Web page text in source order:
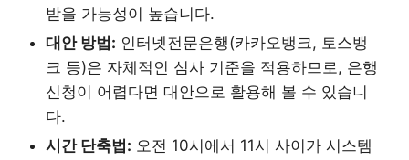
받을 가능성이 높습니다.
대안 방법: 인터넷전문은행(카카오뱅크, 토스뱅
크 등)은 자체적인 심사 기준을 적용하므로, 은행
신청이 어렵다면 대안으로 활용해 볼 수 있습니
다.
시간 단축법: 오전 10시에서 11시 사이가 시스템